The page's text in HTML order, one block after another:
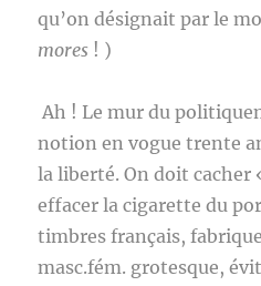
qu’on désignait par le
mores ! )
Ah ! Le mur du
notion en vogue trente
la liberté. On doit cacher
effacer la cigarette du
timbres français,
masc.fém. grotesque,